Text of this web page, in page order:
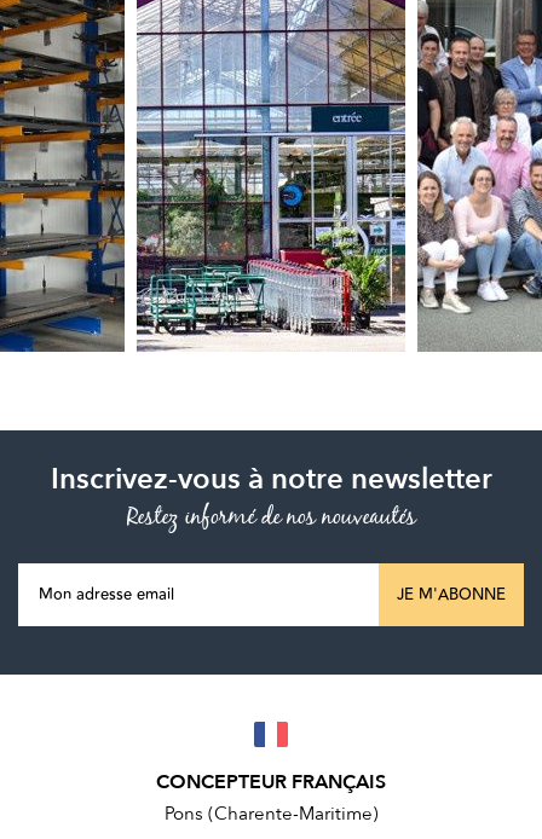
Inscrivez-vous à notre newsletter
Restez informé de nos nouveautés
JE M'ABONNE
CONCEPTEUR FRANÇAIS
Pons (Charente-Maritime)